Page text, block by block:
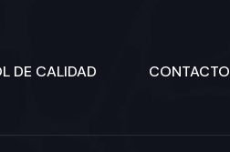
DE CALIDAD CONTACTO